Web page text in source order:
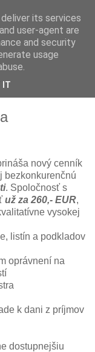
nový cenník
bezkonkurenčnú
. Spoločnosť s
už za 260,- EUR,
vysokej
listín a podkladov
oprávnení na
k dani z príjmov
dostupnejšiu
its services
user-agent are
and security
usage
IT